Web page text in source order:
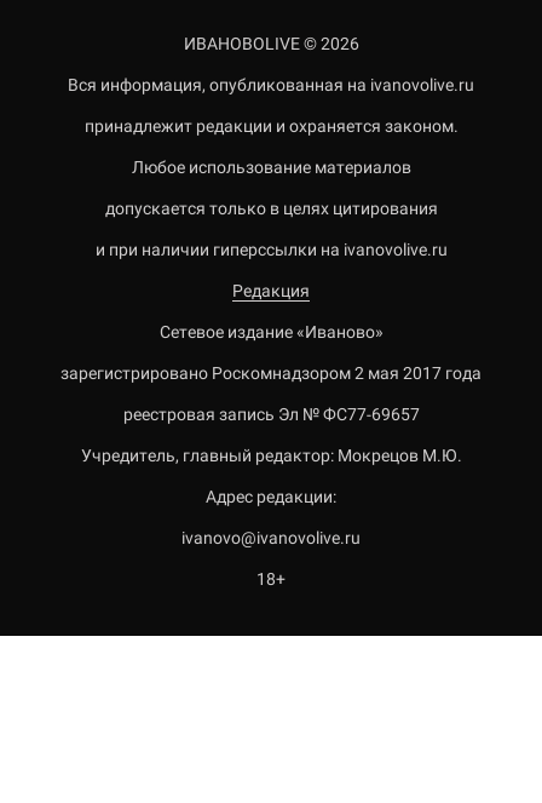
ИВАНОВОLIVE © 2026
Вся информация, опубликованная на ivanovolive.ru
принадлежит редакции и охраняется законом.
Любое использование материалов
допускается только в целях цитирования
и при наличии гиперссылки на ivanovolive.ru
Редакция
Сетевое издание «Иваново»
зарегистрировано Роскомнадзором 2 мая 2017 года
реестровая запись Эл № ФС77-69657
Учредитель, главный редактор: Мокрецов М.Ю.
Адрес редакции:
ivanovo@ivanovolive.ru
18+